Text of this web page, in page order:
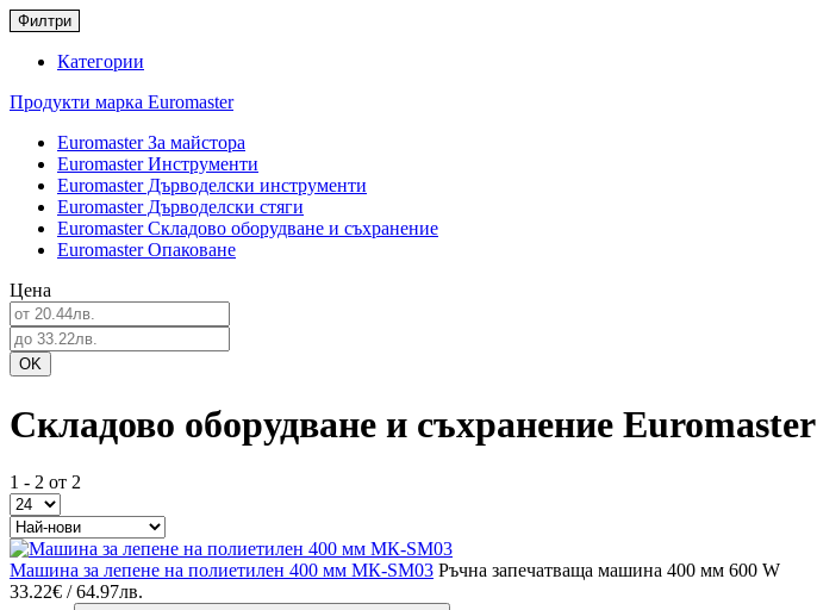
Филтри
Категории
Продукти марка Euromaster
Euromaster За майстора
Euromaster Инструменти
Euromaster Дърводелски инструменти
Euromaster Дърводелски стяги
Euromaster Складово оборудване и съхранение
Euromaster Опаковане
Цена
Складово оборудване и съхранение Euromaster
1 - 2 от 2
Машина за лепене на полиетилен 400 мм MК-SM03 Ръчна запечатваща машина 400 мм 600 W
33.22€ / 64.97лв.